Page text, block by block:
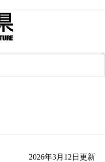
2026年3月12日 更新